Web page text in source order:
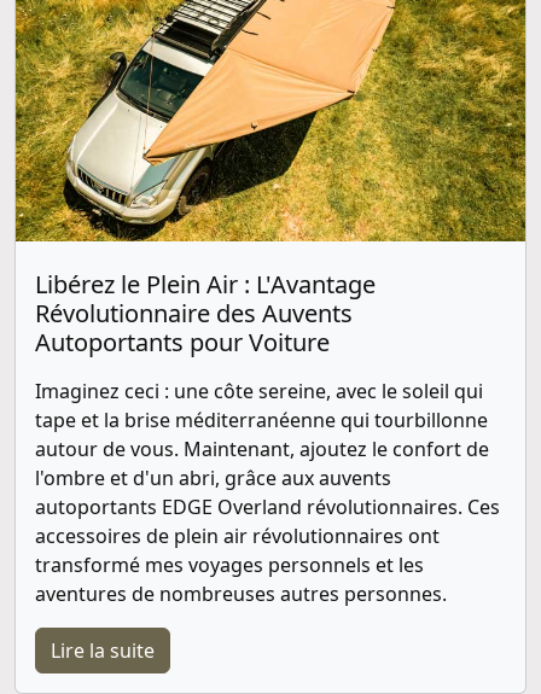
Libérez le Plein Air : L'Avantage
Révolutionnaire des Auvents
Autoportants pour Voiture
Imaginez ceci : une côte sereine, avec le soleil qui
tape et la brise méditerranéenne qui tourbillonne
autour de vous. Maintenant, ajoutez le confort de
l'ombre et d'un abri, grâce aux auvents
autoportants EDGE Overland révolutionnaires. Ces
accessoires de plein air révolutionnaires ont
transformé mes voyages personnels et les
aventures de nombreuses autres personnes.
Lire la suite